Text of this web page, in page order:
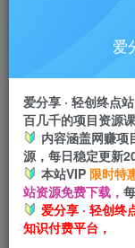
推广返佣高
加入会员享受权益福
爱
爱分享 · 轻创终点
百几千的项目资源
内容涵盖网赚项
源，每日稳定更新
本站VIP 限时特
站资源免费下载，
爱分享 · 轻创终
知识付费平台，